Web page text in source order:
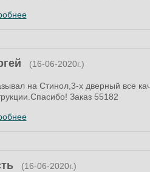
(16-06-2020г.)
на Стинол,3-х дверный все
Заказ 55182
(16-06-2020г.)